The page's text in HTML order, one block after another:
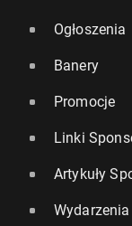
Ogłoszenia
Banery
Promocje
Linki
Artykuły
Wydarzenia